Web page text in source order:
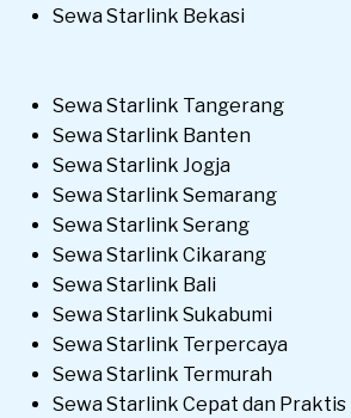
Sewa Starlink Bekasi
Sewa Starlink Tangerang
Sewa Starlink Banten
Sewa Starlink Jogja
Sewa Starlink Semarang
Sewa Starlink Serang
Sewa Starlink Cikarang
Sewa Starlink Bali
Sewa Starlink Sukabumi
Sewa Starlink Terpercaya
Sewa Starlink Termurah
Sewa Starlink Cepat dan Praktis